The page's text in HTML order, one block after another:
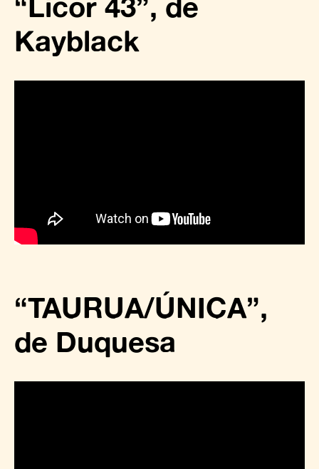
Kayblack
“TAURUA/ÚNICA”,
de Duquesa